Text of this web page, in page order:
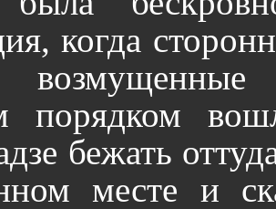
когда
порядком
бежать
месте и